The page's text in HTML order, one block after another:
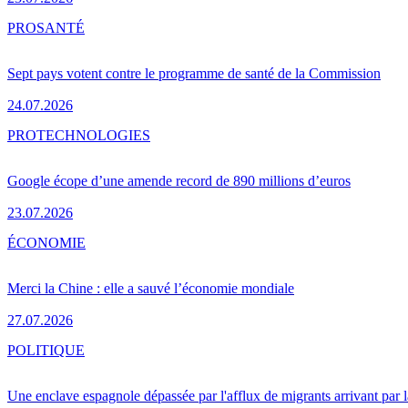
Sept pays votent contre le programme de santé de la Commission
24.07.2026
PROSANTÉ
Google écope d’une amende record de 890 millions d’euros
23.07.2026
PROTECHNOLOGIES
Merci la Chine : elle a sauvé l’économie mondiale
27.07.2026
ÉCONOMIE
Une enclave espagnole dépassée par l'afflux de migrants arrivant par
POLITIQUE